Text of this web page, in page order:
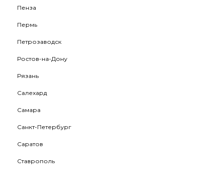
Пенза
Пермь
Петрозаводск
Ростов-на-Дону
Рязань
Салехард
Самара
Санкт-Петербург
Саратов
Ставрополь